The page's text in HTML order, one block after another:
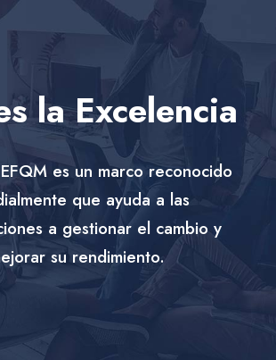
la Excelencia
es un marco reconocido
que ayuda a las
a gestionar el cambio y
su rendimiento.